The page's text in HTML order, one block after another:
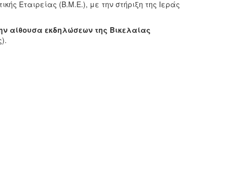
Εταιρείας (Β.Μ.Ε.), με την στήριξη της Ιεράς
αίθουσα εκδηλώσεων της Βικελαίας